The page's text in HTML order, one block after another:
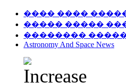
���� ����
����� �����
��������
Astronomy And Space News